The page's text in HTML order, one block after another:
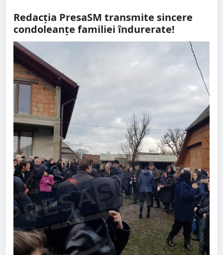
Redacția PresaSM transmite sincere
condoleanțe familiei îndurerate!